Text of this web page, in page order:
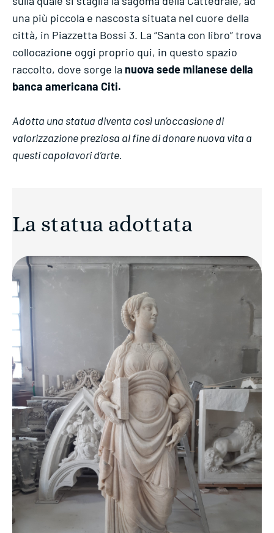
una più piccola e nascosta situata nel cuore della
città, in Piazzetta Bossi 3. La “Santa con libro” trova
collocazione oggi proprio qui, in questo spazio
raccolto, dove sorge la nuova sede milanese della
banca americana Citi.
Adotta una statua diventa così un’occasione di
valorizzazione preziosa al fine di donare nuova vita a
questi capolavori d’arte.
La statua adottata